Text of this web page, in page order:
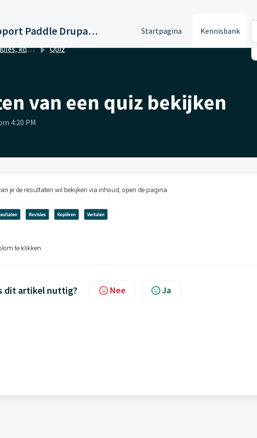
Support Paddle Drupal 11 Startpagina Kennisbank
en integraties Quiz
van een quiz bekijken
4:20 PM
je de resultaten wil bekijken via inhoud, open de pagina.
te klikken
dit artikel nuttig? Nee Ja